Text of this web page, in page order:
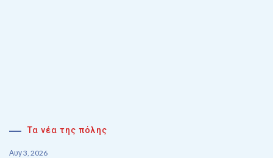
Τα νέα της πόλης
Αυγ 3, 2026